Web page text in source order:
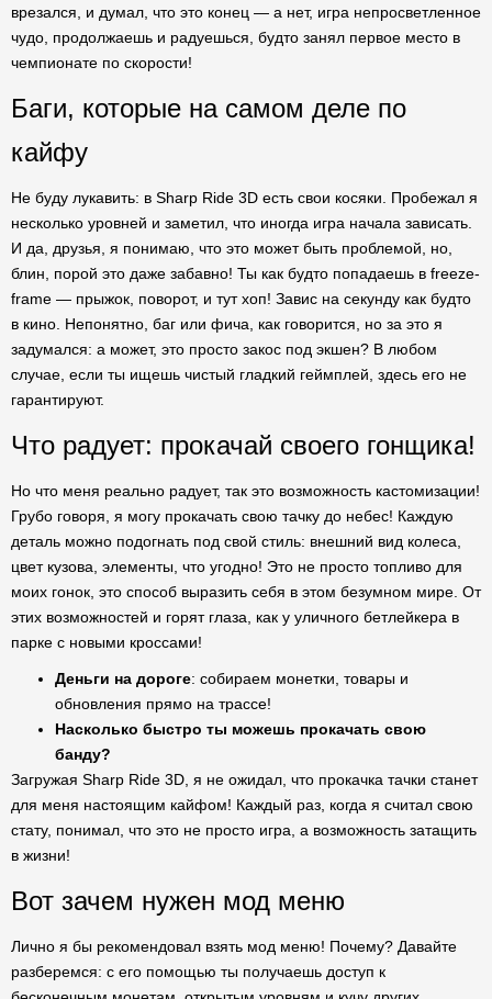
врезался, и думал, что это конец — а нет, игра непросветленное
чудо, продолжаешь и радуешься, будто занял первое место в
чемпионате по скорости!
Баги, которые на самом деле по
кайфу
Не буду лукавить: в Sharp Ride 3D есть свои косяки. Пробежал я
несколько уровней и заметил, что иногда игра начала зависать.
И да, друзья, я понимаю, что это может быть проблемой, но,
блин, порой это даже забавно! Ты как будто попадаешь в freeze-
frame — прыжок, поворот, и тут хоп! Завис на секунду как будто
в кино. Непонятно, баг или фича, как говорится, но за это я
задумался: а может, это просто закос под экшен? В любом
случае, если ты ищешь чистый гладкий геймплей, здесь его не
гарантируют.
Что радует: прокачай своего гонщика!
Но что меня реально радует, так это возможность кастомизации!
Грубо говоря, я могу прокачать свою тачку до небес! Каждую
деталь можно подогнать под свой стиль: внешний вид колеса,
цвет кузова, элементы , что угодно! Это не просто топливо для
моих гонок, это способ выразить себя в этом безумном мире. От
этих возможностей и горят глаза, как у уличного бетлейкера в
парке с новыми кроссами!
Деньги на дороге: собираем монетки, товары и
обновления прямо на трассе!
Насколько быстро ты можешь прокачать свою
банду?
Загружая Sharp Ride 3D, я не ожидал, что прокачка тачки станет
для меня настоящим кайфом! Каждый раз, когда я считал свою
стату, понимал, что это не просто игра, а возможность затащить
в жизни!
Вот зачем нужен мод меню
Лично я бы рекомендовал взять мод меню! Почему? Давайте
разберемся: с его помощью ты получаешь доступ к